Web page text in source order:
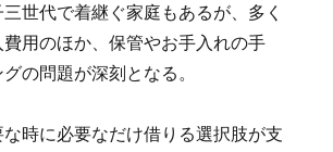
世代で着継ぐ家庭もあるが、多く
用のほか、保管やお手入れの手
の問題が深刻となる。
時に必要なだけ借りる選択肢が支